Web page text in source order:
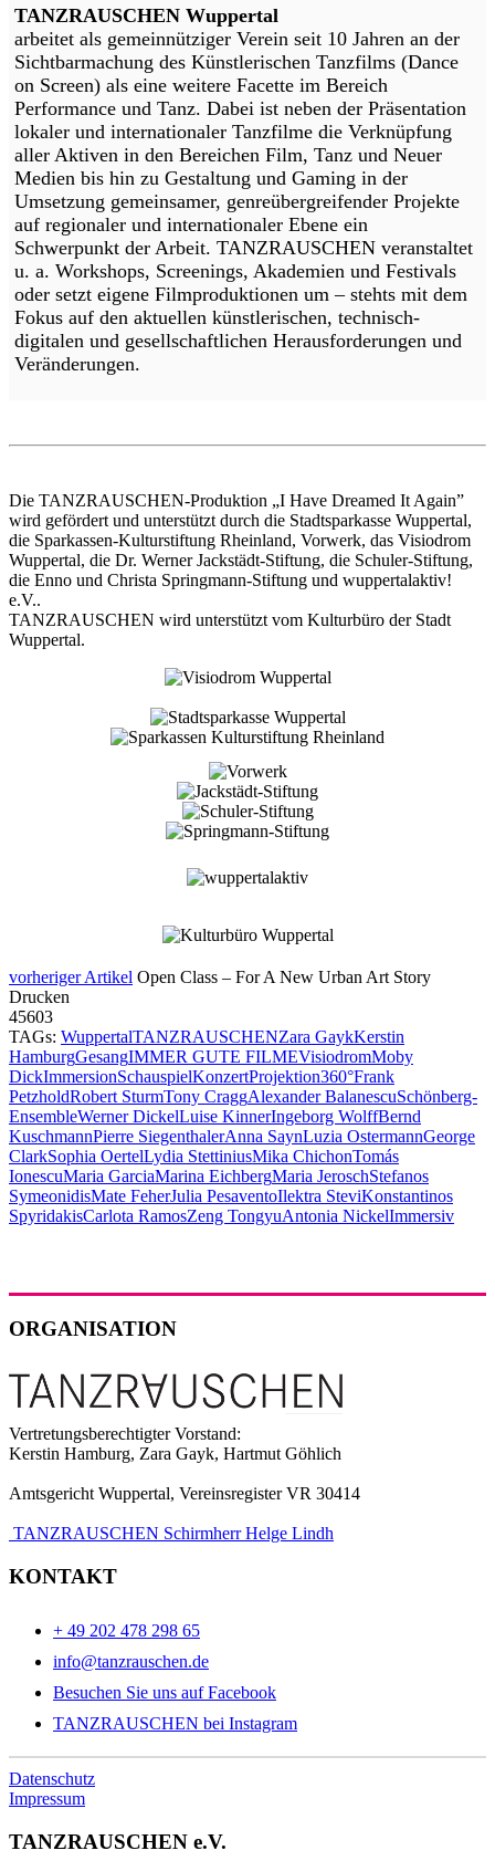
TANZRAUSCHEN Wuppertal
arbeitet als gemeinnütziger Verein seit 10 Jahren an der
Sichtbarmachung des Künstlerischen Tanzfilms (Dance
on Screen) als eine weitere Facette im Bereich
Performance und Tanz. Dabei ist neben der Präsentation
lokaler und internationaler Tanzfilme die Verknüpfung
aller Aktiven in den Bereichen Film, Tanz und Neuer
Medien bis hin zu Gestaltung und Gaming in der
Umsetzung gemeinsamer, genreübergreifender Projekte
auf regionaler und internationaler Ebene ein
Schwerpunkt der Arbeit. TANZRAUSCHEN veranstaltet
u. a. Workshops, Screenings, Akademien und Festivals
oder setzt eigene Filmproduktionen um – stehts mit dem
Fokus auf den aktuellen künstlerischen, technisch-
digitalen und gesellschaftlichen Herausforderungen und
Veränderungen.
Die TANZRAUSCHEN-Produktion „I Have Dreamed It Again”
wird gefördert und unterstützt durch die Stadtsparkasse Wuppertal,
die Sparkassen-Kulturstiftung Rheinland, Vorwerk, das Visiodrom
Wuppertal, die Dr. Werner Jackstädt-Stiftung, die Schuler-Stiftung,
die Enno und Christa Springmann-Stiftung und wuppertalaktiv!
e.V..
TANZRAUSCHEN wird unterstützt vom Kulturbüro der Stadt
Wuppertal.
vorheriger Artikel Open Class – For A New Urban Art Story
Drucken
45603
TAGs: WuppertalTANZRAUSCHENZara GaykKerstin
HamburgGesangIMMER GUTE FILMEVisiodromMoby
DickImmersionSchauspielKonzertProjektion360°Frank
PetzholdRobert SturmTony CraggAlexander BalanescuSchönberg-
EnsembleWerner DickelLuise KinnerIngeborg WolffBernd
KuschmannPierre SiegenthalerAnna SaynLuzia OstermannGeorge
ClarkSophia OertelLydia StettiniusMika ChichonTomás
IonescuMaria GarciaMarina EichbergMaria JeroschStefanos
SymeonidisMate FeherJulia PesaventoIlektra SteviKonstantinos
SpyridakisCarlota RamosZeng TongyuAntonia NickelImmersiv
ORGANISATION
Vertretungsberechtigter Vorstand:
Kerstin Hamburg, Zara Gayk, Hartmut Göhlich
Amtsgericht Wuppertal, Vereinsregister VR 30414
TANZRAUSCHEN Schirmherr Helge Lindh
KONTAKT
+ 49 202 478 298 65
info@tanzrauschen.de
Besuchen Sie uns auf Facebook
TANZRAUSCHEN bei Instagram
Datenschutz
Impressum
TANZRAUSCHEN e.V.